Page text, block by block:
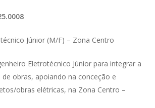
Júnior (M/F) – Zona Centro
Eletrotécnico Júnior para integrar a
de obras, apoiando na conceção e
obras elétricas, na Zona Centro –